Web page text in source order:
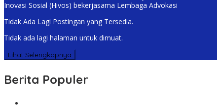
Inovasi Sosial (Hivos) bekerjasama Lembaga Advokasi
Tidak Ada Lagi Postingan yang Tersedia.
Tidak ada lagi halaman untuk dimuat.
Lihat Selengkapnya
Berita Populer